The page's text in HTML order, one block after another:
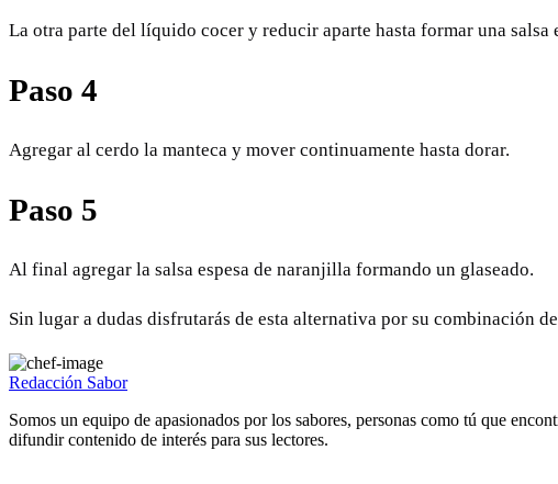
La otra parte del líquido cocer y reducir aparte hasta formar una salsa
Paso 4
Agregar al cerdo la manteca y mover continuamente hasta dorar.
Paso 5
Al final agregar la salsa espesa de naranjilla formando un glaseado.
Sin lugar a dudas disfrutarás de esta alternativa por su combinación de
Redacción Sabor
Somos un equipo de apasionados por los sabores, personas como tú que
difundir contenido de interés para sus lectores.